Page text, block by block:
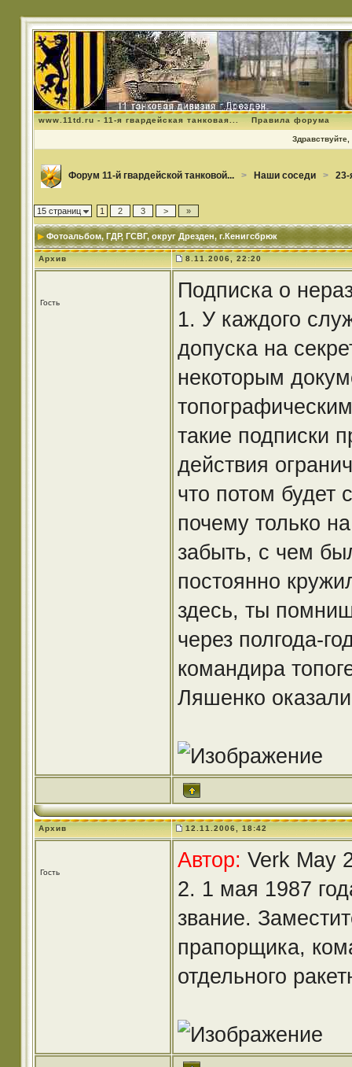
www.11td.ru - 11-я гвардейская танковая... Правила форума
Здравствуйте,
Форум 11-й гвардейской танковой... > Наши соседи > 23-
15 страниц 1 2 3 > »
Фотоальбом, ГДР, ГСВГ, округ Дрезден, г.Кенигсбрюк
Архив 8.11.2006, 22:20
Гость
Подписка о
1. У каждого
допуска на
некоторым
такие подписки
действия
что потом
почему только
забыть, с чем
постоянно
здесь, ты
через полгода-
командира
Ляшенко
Архив 12.11.2006, 18:42
Гость
Автор: Verk May
2. 1 мая 1987
звание.
прапорщика,
отдельного